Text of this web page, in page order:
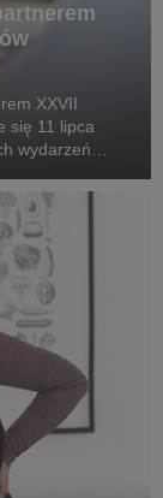
XXVII
się 11 lipca
wydarzeń
wokół ...